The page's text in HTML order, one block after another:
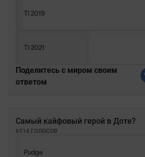
TI 2019
TI 2021
Поделитесь c миром своим
ответом
Самый кайфовый герой в Доте?
6114 ГОЛОСОВ
Pudge